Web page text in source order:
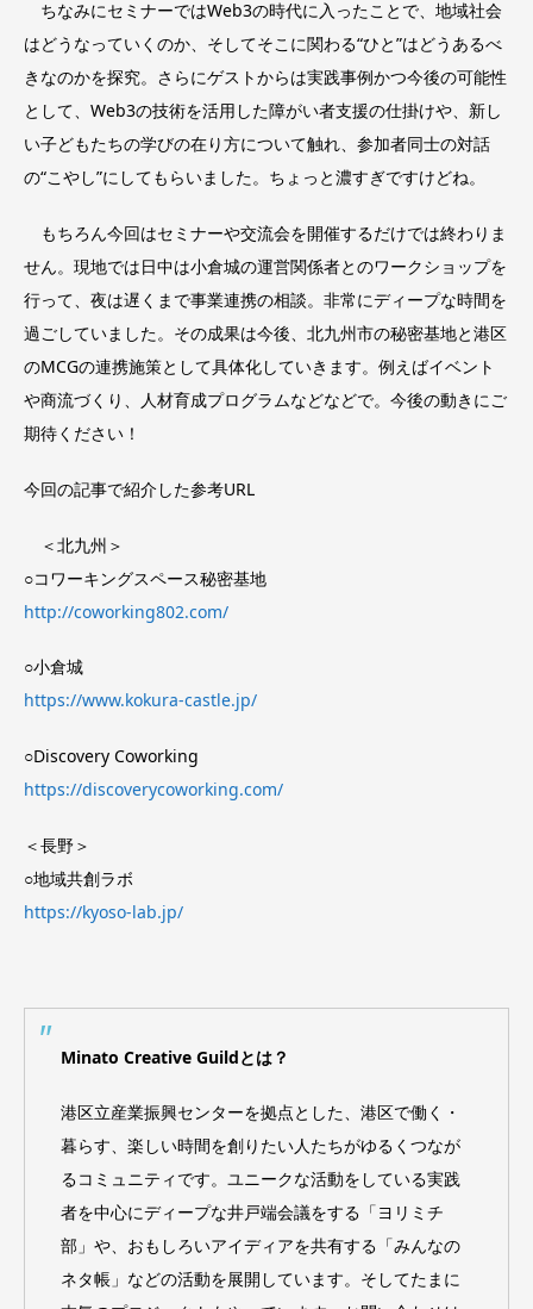
ちなみにセミナーではWeb3の時代に入ったことで、地域社会
はどうなっていくのか、そしてそこに関わる“ひと”はどうあるべ
きなのかを探究。さらにゲストからは実践事例かつ今後の可能性
として、Web3の技術を活用した障がい者支援の仕掛けや、新し
い子どもたちの学びの在り方について触れ、参加者同士の対話
の“こやし”にしてもらいました。ちょっと濃すぎですけどね。
もちろん今回はセミナーや交流会を開催するだけでは終わりま
せん。現地では日中は小倉城の運営関係者とのワークショップを
行って、夜は遅くまで事業連携の相談。非常にディープな時間を
過ごしていました。その成果は今後、北九州市の秘密基地と港区
のMCGの連携施策として具体化していきます。例えばイベント
や商流づくり、人材育成プログラムなどなどで。今後の動きにご
期待ください！
今回の記事で紹介した参考URL
＜北九州＞
○コワーキングスペース秘密基地
http://coworking802.com/
○小倉城
https://www.kokura-castle.jp/
○Discovery Coworking
https://discoverycoworking.com/
＜長野＞
○地域共創ラボ
https://kyoso-lab.jp/
Minato Creative Guildとは？
港区立産業振興センターを拠点とした、港区で働く・
暮らす、楽しい時間を創りたい人たちがゆるくつなが
るコミュニティです。ユニークな活動をしている実践
者を中心にディープな井戸端会議をする「ヨリミチ
部」や、おもしろいアイディアを共有する「みんなの
ネタ帳」などの活動を展開しています。そしてたまに